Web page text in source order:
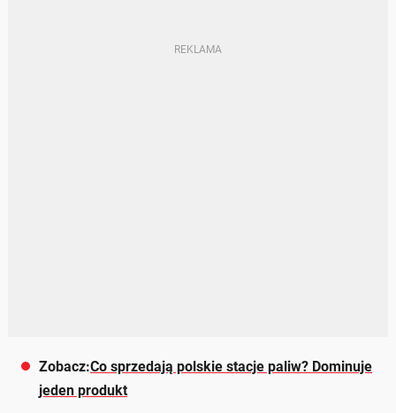
Zobacz:Co sprzedają polskie stacje paliw? Dominuje
jeden produkt